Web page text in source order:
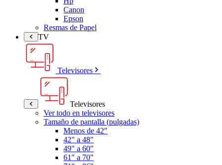
Canon
Epson
Resmas de Papel
TV
Televisores
Televisores
Ver todo en televisores
Tamaño de pantalla (pulgadas)
Menos de 42"
42" a 48"
49" a 60"
61" a 70"